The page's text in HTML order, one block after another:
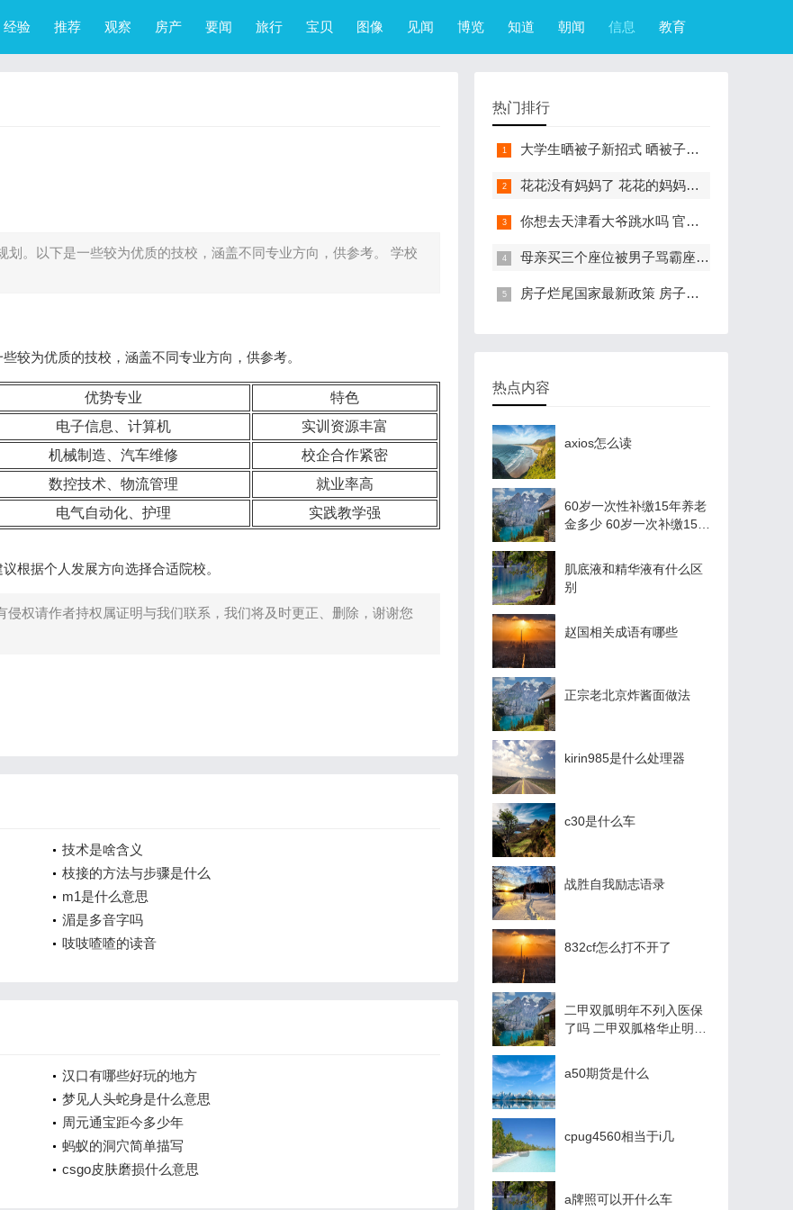
经验 推荐 观察 房产 要闻 旅行 宝贝 图像 见闻 博览 知道 朝闻 信息 教育
。以下是一些较为优质的技校，涵盖不同专业方向，供参考。 学校
较为优质的技校，涵盖不同专业方向，供参考。
优势专业
特色
电子信息、计算机
实训资源丰富
机械制造、汽车维修
校企合作紧密
数控技术、物流管理
就业率高
电气自动化、护理 实践教学强
根据个人发展方向选择合适院校。
权请作者持权属证明与我们联系，我们将及时更正、删除，谢谢您
技术是啥含义
枝接的方法与步骤是什么
m1是什么意思
湄是多音字吗
吱吱喳喳的读音
汉口有哪些好玩的地方
梦见人头蛇身是什么意思
周元通宝距今多少年
蚂蚁的洞穴简单描写
csgo皮肤磨损什么意思
热门排行
大学生晒被子新招式 晒被子新花样实在太机智
花花没有妈妈了 花花的妈妈是哪只大熊猫
你想去天津看大爷跳水吗 官方回应天津大爷跳水成打卡点
母亲买三个座位被男子骂霸座 女子买3个座位被无座大爷骂哭怎么回事
房子烂尾国家最新政策 房子烂尾了该找哪个部门解决?
热点内容
axios怎么读
60岁一次性补缴15年养老
金多少 60岁一次补缴15年
肌底液和精华液有什么区
别
赵国相关成语有哪些
正宗老北京炸酱面做法
kirin985是什么处理器
c30是什么车
战胜自我励志语录
832cf怎么打不开了
二甲双胍明年不列入医保
了吗 二甲双胍格华止明年
a50期货是什么
cpug4560相当于i几
a牌照可以开什么车